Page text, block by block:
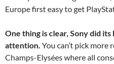
Europe first easy to get
One thing is clear, Sony did its
attention. You can’t pick more
Champs-Elysées where all